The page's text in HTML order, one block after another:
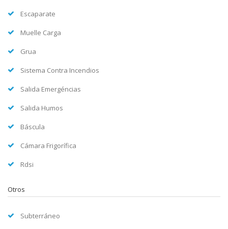
Escaparate
Muelle Carga
Grua
Sistema Contra Incendios
Salida Emergéncias
Salida Humos
Báscula
Cámara Frigorífica
Rdsi
Otros
Subterráneo